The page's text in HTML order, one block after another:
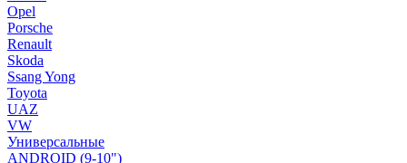
Opel
Porsche
Renault
Skoda
Ssang Yong
Toyota
UAZ
VW
Универсальные
ANDROID (9-10")